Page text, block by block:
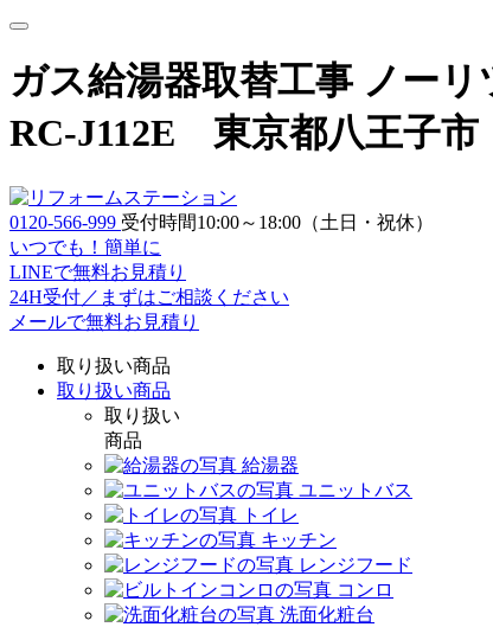
ガス給湯器取替工事 ノー
RC-J112E 東京都八王子
0120-566-999 受付時間10:00～18:00（土日・祝休）
いつでも！簡単に
LINEで無料お見積り
24H受付／まずはご相談ください
メールで無料お見積り
取り扱い商品
取り扱い商品
取り扱い
商品
給湯器
ユニットバス
トイレ
キッチン
レンジフード
コンロ
洗面化粧台